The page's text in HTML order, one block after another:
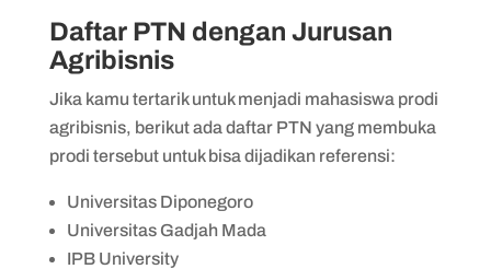
Daftar PTN dengan Jurusan
Agribisnis
Jika kamu tertarik untuk menjadi mahasiswa prodi
agribisnis, berikut ada daftar PTN yang membuka
prodi tersebut untuk bisa dijadikan referensi:
Universitas Diponegoro
Universitas Gadjah Mada
IPB University